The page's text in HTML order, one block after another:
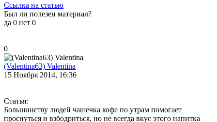
Ссылка на статью
Был ли полезен материал?
да 0 нет 0
0
(Valentina63) Valentina
15 Ноября 2014, 16:36
Статья:
Большинству людей чашечка кофе по утрам помогает
проснуться и взбодриться, но не всегда вкус этого напитка